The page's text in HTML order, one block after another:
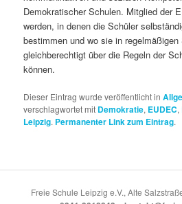
Demokratischer Schulen. Mitglied der
werden, in denen die Schüler
bestimmen und wo sie in
gleichberechtigt über die Regeln der
können.
Dieser Eintrag wurde veröffentlicht in
verschlagwortet mit Demokratie, EUDEC,
Leipzig. Permanenter Link zum Eintrag.
Freie Schule Leipzig e.V., Alte